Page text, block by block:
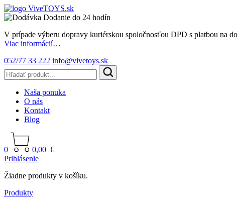
Dodanie do 24 hodín
V prípade výberu dopravy kuriérskou spoločnosťou DPD s platbou na
Viac informácií…
052/77 33 222 info@vivetoys.sk
Naša ponuka
O nás
Kontakt
Blog
0 0,00 €
Prihlásenie
Žiadne produkty v košíku.
Produkty